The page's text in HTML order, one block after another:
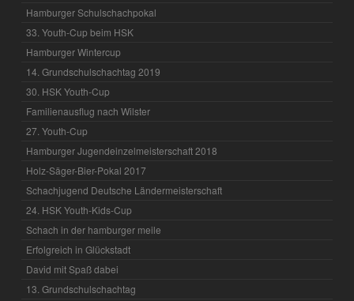
Hamburger Schulschachpokal
33. Youth-Cup beim HSK
Hamburger Wintercup
14. Grundschulschachtag 2019
30. HSK Youth-Cup
Familienausflug nach Wilster
27. Youth-Cup
Hamburger Jugendeinzelmeisterschaft 2018
Holz-Säger-Bier-Pokal 2017
Schachjugend Deutsche Ländermeisterschaft
24. HSK Youth-Kids-Cup
Schach in der hamburger meile
Erfolgreich in Glückstadt
David mit Spaß dabei
13. Grundschulschachtag